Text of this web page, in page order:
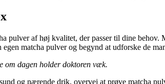
pulver af høj kvalitet, der passer til dine
matcha pulver og begynd at udforske de
om dagen holder doktoren væk.
og nærende drik, overvej at prøve matcha